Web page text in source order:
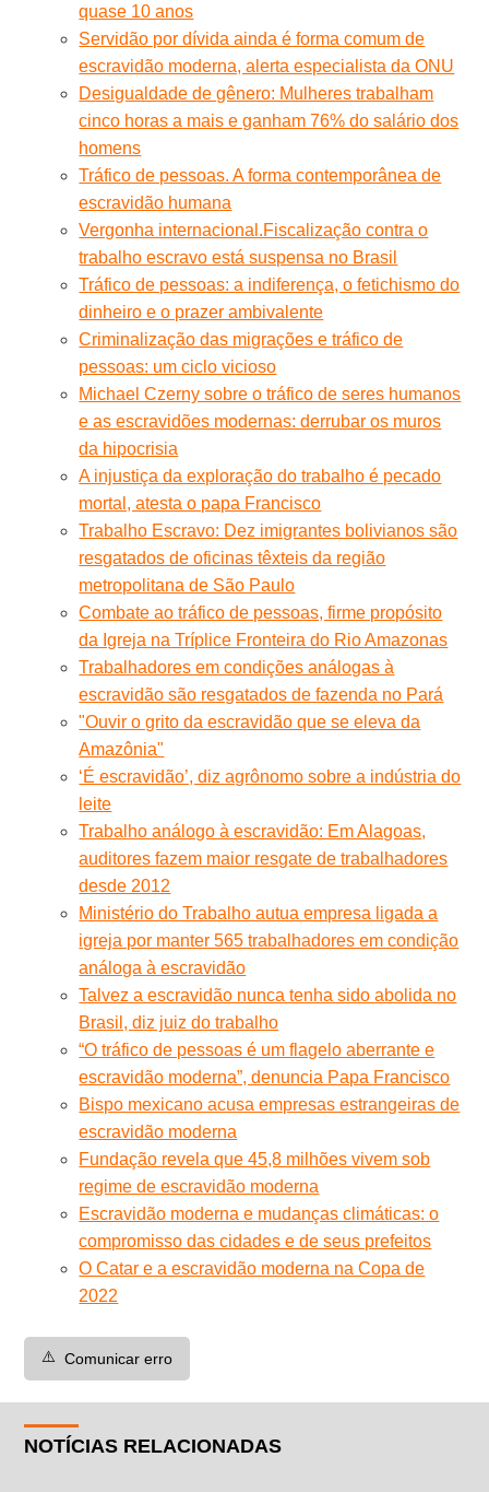
quase 10 anos
Servidão por dívida ainda é forma comum de
escravidão moderna, alerta especialista da ONU
Desigualdade de gênero: Mulheres trabalham
cinco horas a mais e ganham 76% do salário dos
homens
Tráfico de pessoas. A forma contemporânea de
escravidão humana
Vergonha internacional.Fiscalização contra o
trabalho escravo está suspensa no Brasil
Tráfico de pessoas: a indiferença, o fetichismo do
dinheiro e o prazer ambivalente
Criminalização das migrações e tráfico de
pessoas: um ciclo vicioso
Michael Czerny sobre o tráfico de seres humanos
e as escravidões modernas: derrubar os muros
da hipocrisia
A injustiça da exploração do trabalho é pecado
mortal, atesta o papa Francisco
Trabalho Escravo: Dez imigrantes bolivianos são
resgatados de oficinas têxteis da região
metropolitana de São Paulo
Combate ao tráfico de pessoas, firme propósito
da Igreja na Tríplice Fronteira do Rio Amazonas
Trabalhadores em condições análogas à
escravidão são resgatados de fazenda no Pará
"Ouvir o grito da escravidão que se eleva da
Amazônia"
‘É escravidão’, diz agrônomo sobre a indústria do
leite
Trabalho análogo à escravidão: Em Alagoas,
auditores fazem maior resgate de trabalhadores
desde 2012
Ministério do Trabalho autua empresa ligada a
igreja por manter 565 trabalhadores em condição
análoga à escravidão
Talvez a escravidão nunca tenha sido abolida no
Brasil, diz juiz do trabalho
“O tráfico de pessoas é um flagelo aberrante e
escravidão moderna”, denuncia Papa Francisco
Bispo mexicano acusa empresas estrangeiras de
escravidão moderna
Fundação revela que 45,8 milhões vivem sob
regime de escravidão moderna
Escravidão moderna e mudanças climáticas: o
compromisso das cidades e de seus prefeitos
O Catar e a escravidão moderna na Copa de
2022
⚠️ Comunicar erro
NOTÍCIAS RELACIONADAS